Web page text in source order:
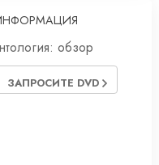
обзор
ЗАПРОСИТЕ DVD